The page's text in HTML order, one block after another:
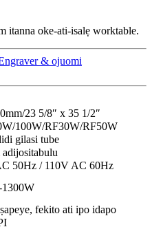
itanna oke-ati-isalẹ worktable.
& ojuomi
23 5/8″ x 35 1/2″
100W/RF30W/RF50W
gilasi tube
adijositabulu
50Hz / 110V AC 60Hz
1300W
fekito ati ipo idapo